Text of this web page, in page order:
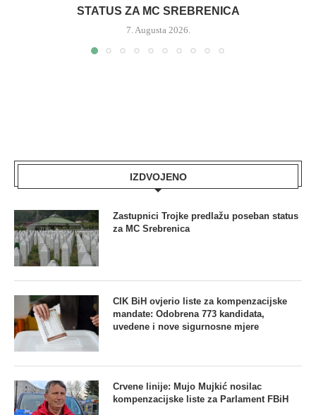
STATUS ZA MC SREBRENICA
7. Augusta 2026.
IZDVOJENO
Zastupnici Trojke predlažu poseban status
za MC Srebrenica
CIK BiH ovjerio liste za kompenzacijske
mandate: Odobrena 773 kandidata,
uvedene i nove sigurnosne mjere
Crvene linije: Mujo Mujkić nosilac
kompenzacijske liste za Parlament FBiH